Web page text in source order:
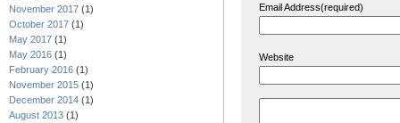
November 2017 (1)
October 2017 (1)
May 2017 (1)
May 2016 (1)
February 2016 (1)
November 2015 (1)
December 2014 (1)
August 2013 (1)
Email Address(required)
Website